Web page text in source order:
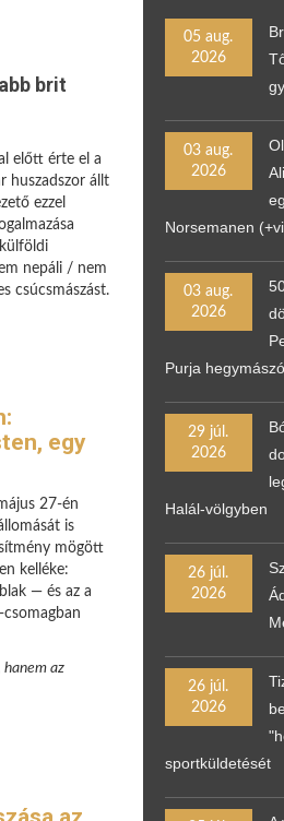
brit
előtt érte el a
huszadszor állt
ezzel
nepáli / nem
csúcsmászást.
egy
27-én
is
mögött
kelléke:
— és az a
csomagban
az
05 aug.
2026
03 aug.
2026
Norsemanen
03 aug.
2026
Purja
29 júl.
2026
Halál-völgyben
26 júl.
2026
26 júl.
2026
sportküldetését